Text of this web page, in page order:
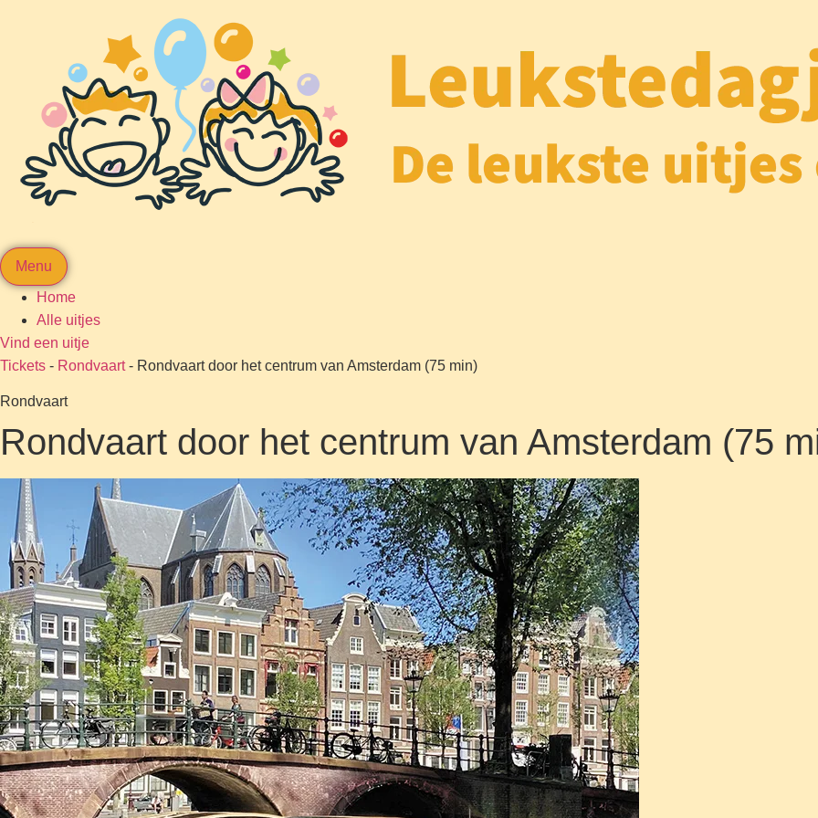
Menu
Home
Alle uitjes
Vind een uitje
Tickets - Rondvaart- Rondvaart door het centrum van Amsterdam (75 min)
Rondvaart
Rondvaart door het centrum van Amsterdam (75